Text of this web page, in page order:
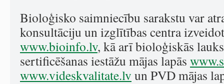
Bioloģisko saimniecību sarakstu var
konsultāciju un izglītības centra
www.bioinfo.lv, kā arī bioloģiskās
sertificēšanas iestāžu mājas lapās
www.videskvalitate.lv un PVD mājas